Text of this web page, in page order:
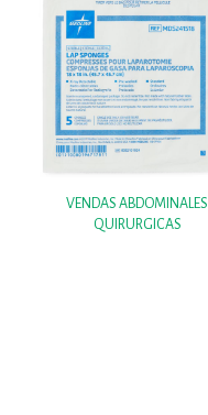
VENDAS ABDOMINALES
QUIRURGICAS